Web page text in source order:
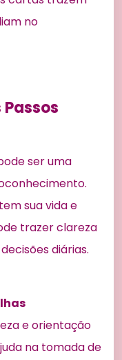
no
ser uma
sua vida e
trazer clareza
diárias.
e orientação
na tomada de